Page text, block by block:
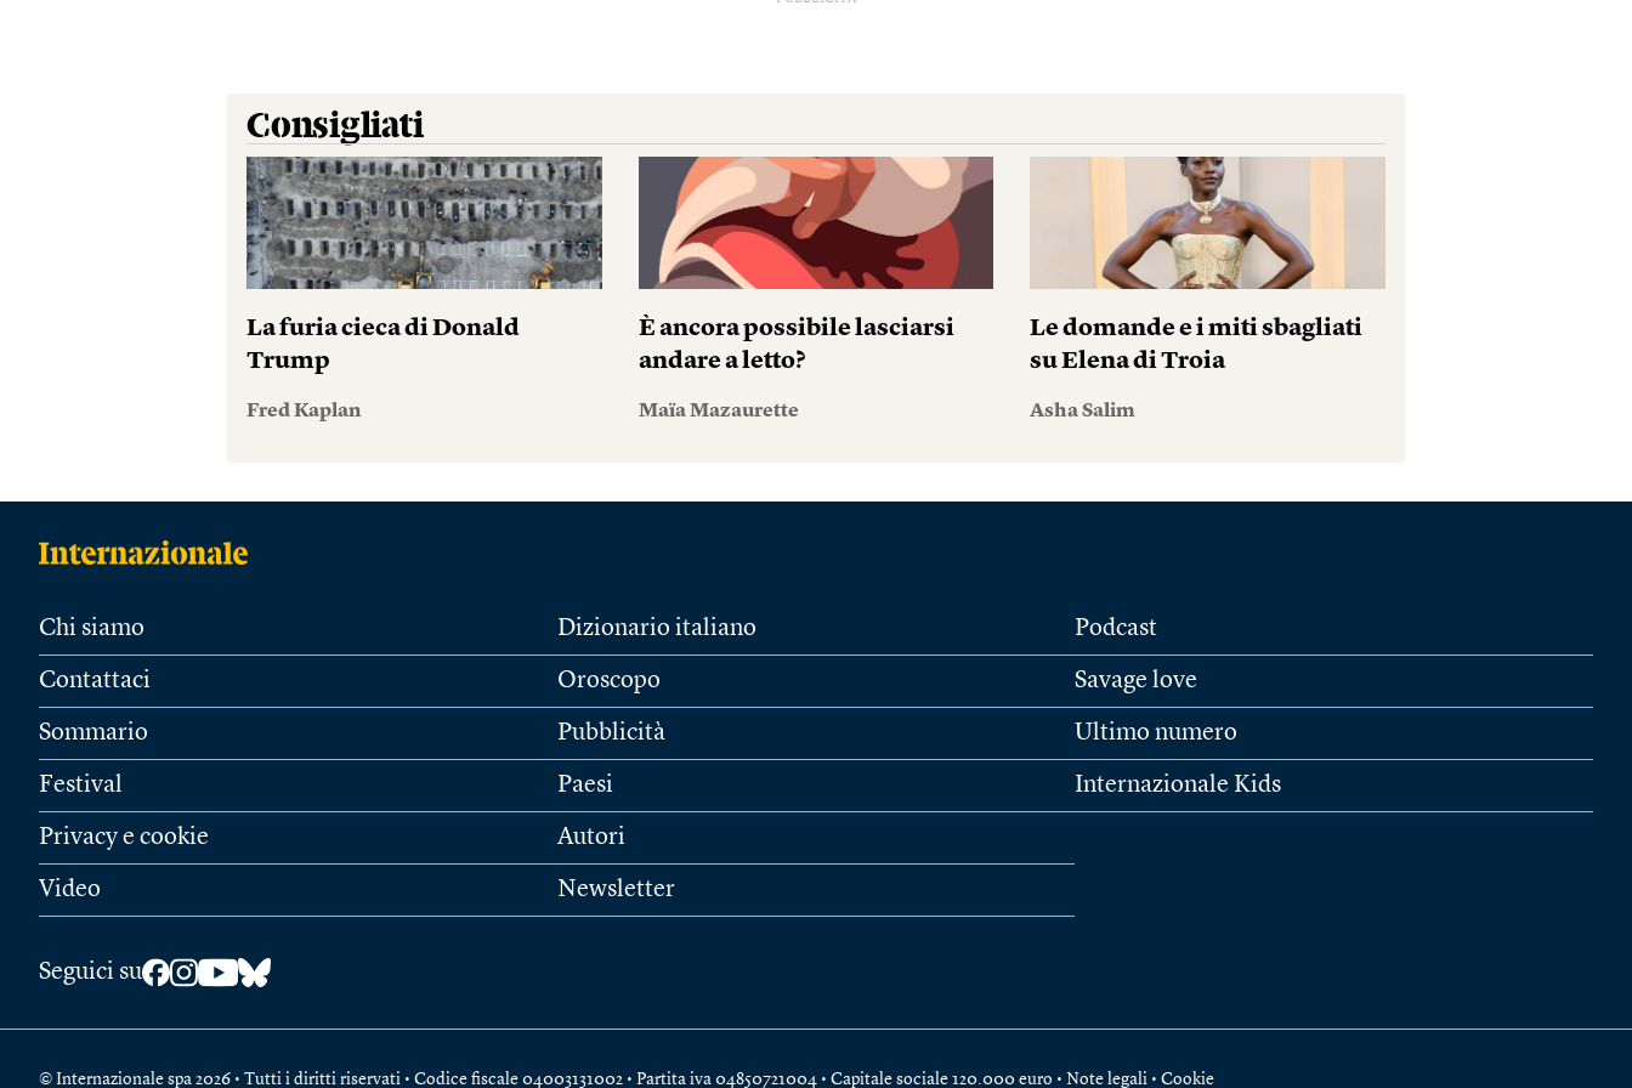
Consigliati
La furia cieca di Donald
Trump
Fred Kaplan
È ancora possibile lasciarsi
andare a letto?
Maïa Mazaurette
Le domande e i miti sbagliati
su Elena di Troia
Asha Salim
Chi siamo
Contattaci
Sommario
Festival
Privacy e cookie
Video
Dizionario italiano
Oroscopo
Pubblicità
Paesi
Autori
Newsletter
Podcast
Savage love
Ultimo numero
Internazionale Kids
Seguici su
© Internazionale spa 2026 • Tutti i diritti riservati • Codice fiscale 04003131002 • Partita iva 04850721004 • Capitale sociale 120.000 euro • Note legali • Cookie